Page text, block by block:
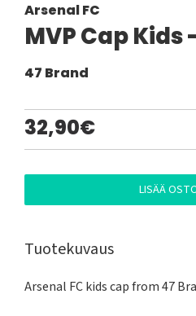
Arsenal FC
MVP Cap Kids
47 Brand
32,90€
LISÄÄ
Tuotekuvaus
Arsenal FC kids cap from 47